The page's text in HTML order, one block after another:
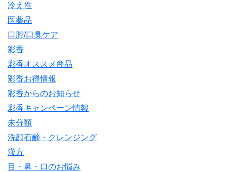
冷え性
医薬品
口腔/口臭ケア
彩香
彩香オススメ商品
彩香お得情報
彩香からのお知らせ
彩香キャンペーン情報
未分類
洗顔石鹸・クレンジング
漢方
目・鼻・口のお悩み